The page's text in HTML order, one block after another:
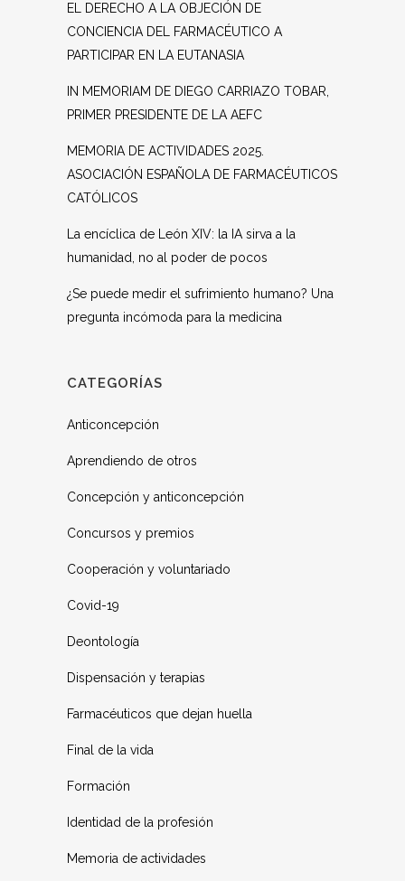
EL DERECHO A LA OBJECIÓN DE
CONCIENCIA DEL FARMACÉUTICO A
PARTICIPAR EN LA EUTANASIA
IN MEMORIAM DE DIEGO CARRIAZO TOBAR,
PRIMER PRESIDENTE DE LA AEFC
MEMORIA DE ACTIVIDADES 2025.
ASOCIACIÓN ESPAÑOLA DE FARMACÉUTICOS
CATÓLICOS
La encíclica de León XIV: la IA sirva a la
humanidad, no al poder de pocos
¿Se puede medir el sufrimiento humano? Una
pregunta incómoda para la medicina
CATEGORÍAS
Anticoncepción
Aprendiendo de otros
Concepción y anticoncepción
Concursos y premios
Cooperación y voluntariado
Covid-19
Deontología
Dispensación y terapias
Farmacéuticos que dejan huella
Final de la vida
Formación
Identidad de la profesión
Memoria de actividades